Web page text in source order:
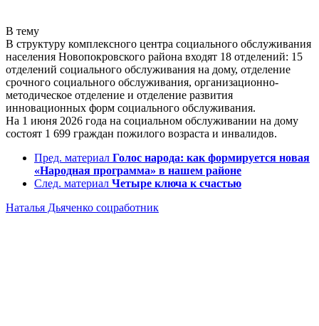
В тему
В структуру комплексного центра социального обслуживания
населения Новопокровского района входят 18 отделений: 15
отделений социального обслуживания на дому, отделение
срочного социального обслуживания, организационно-
методическое отделение и отделение развития
инновационных форм социального обслуживания.
На 1 июня 2026 года на социальном обслуживании на дому
состоят 1 699 граждан пожилого возраста и инвалидов.
Пред. материал Голос народа: как формируется новая
«Народная программа» в нашем районе
След. материал Четыре ключа к счастью
Наталья Дьяченко соцработник